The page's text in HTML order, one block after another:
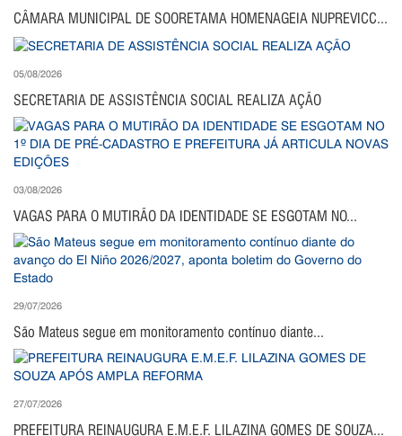
CÂMARA MUNICIPAL DE SOORETAMA HOMENAGEIA NUPREVICC...
05/08/2026
SECRETARIA DE ASSISTÊNCIA SOCIAL REALIZA AÇÃO
03/08/2026
VAGAS PARA O MUTIRÃO DA IDENTIDADE SE ESGOTAM NO...
29/07/2026
São Mateus segue em monitoramento contínuo diante...
27/07/2026
PREFEITURA REINAUGURA E.M.E.F. LILAZINA GOMES DE SOUZA...